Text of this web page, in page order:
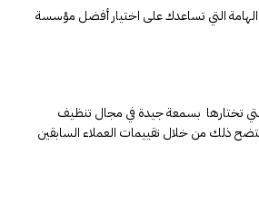
التي تساعدك على اختيار أفضل مؤسسة
تختارها بسمعة جيدة في مجال تنظيف
ذلك من خلال تقييمات العملاء السابقين